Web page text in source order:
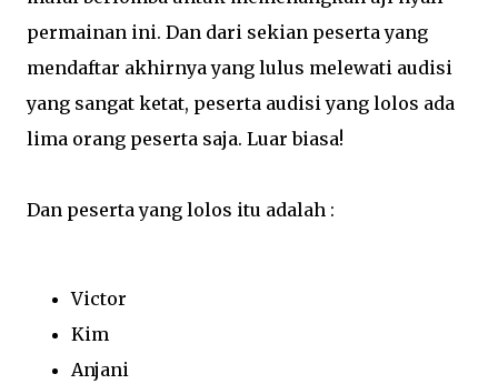
permainan ini. Dan dari sekian peserta yang
mendaftar akhirnya yang lulus melewati audisi
yang sangat ketat, peserta audisi yang lolos ada
lima orang peserta saja. Luar biasa!
Dan peserta yang lolos itu adalah :
Victor
Kim
Anjani